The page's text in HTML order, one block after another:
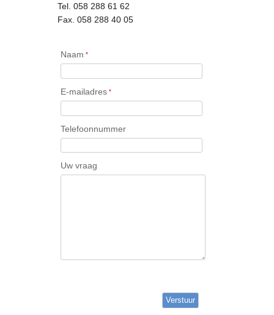
Tel. 058 288 61 62
Fax. 058 288 40 05
Naam *
E-mailadres *
Telefoonnummer
Uw vraag